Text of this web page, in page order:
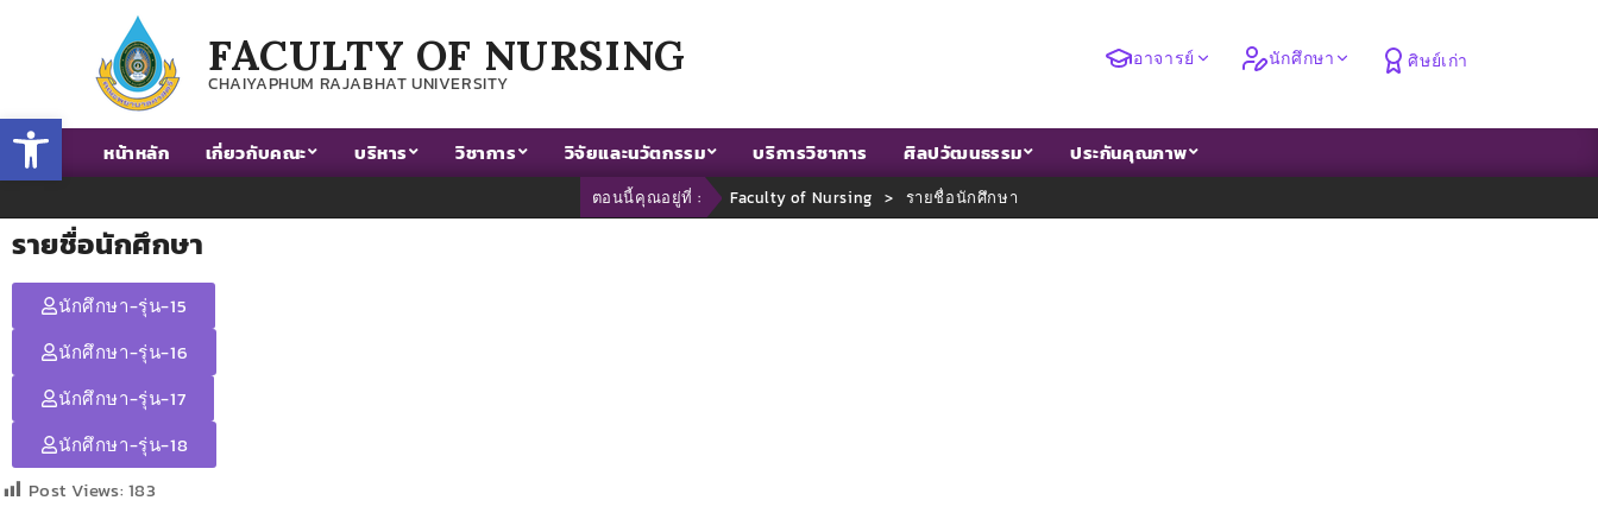
Open toolbar
FACULTY OF NURSING
CHAIYAPHUM RAJABHAT UNIVERSITY
อาจารย์ นักศึกษา ศิษย์เก่า
หน้าหลัก เกี่ยวกับคณะ บริหาร วิชาการ วิจัยและนวัตกรรม บริการวิชาการ ศิลปวัฒนธรรม ประกันคุณภาพ
ตอนนี้คุณอยู่ที่ : Faculty of Nursing > รายชื่อนักศึกษา
รายชื่อนักศึกษา
นักศึกษา-รุ่น-15
นักศึกษา-รุ่น-16
นักศึกษา-รุ่น-17
นักศึกษา-รุ่น-18
Post Views: 183